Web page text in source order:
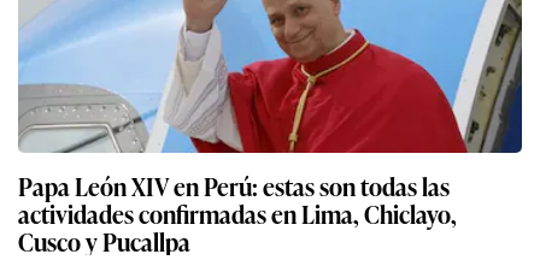
Papa León XIV en Perú: estas son todas las
actividades confirmadas en Lima, Chiclayo,
Cusco y Pucallpa